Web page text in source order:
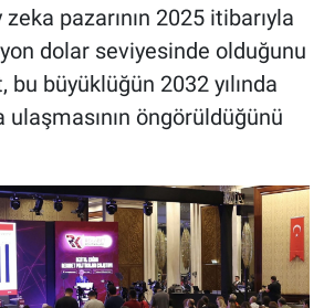
pazarının 2025 itibarıyla
dolar seviyesinde olduğunu
büyüklüğün 2032 yılında
öngörüldüğünü